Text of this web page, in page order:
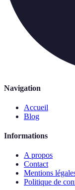
Navigation
Accueil
Blog
Informations
A propos
Contact
Mentions
Politique de